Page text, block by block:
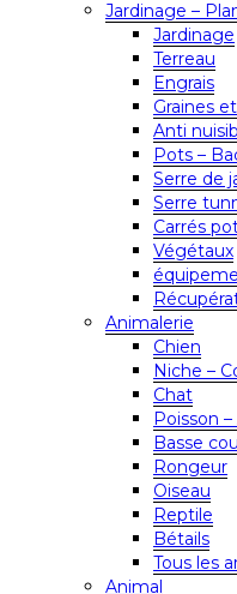
Jardinage –
Jardinage
Terreau
Engrais
Graines
Anti
Pots –
Serre de
Serre
Carrés
Végétaux
Animalerie
Chien
Niche –
Chat
Poisson
Basse
Rongeur
Oiseau
Reptile
Bétails
Tous les
Animal